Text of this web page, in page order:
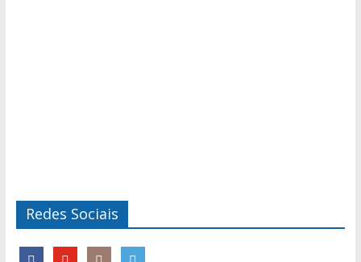
Redes Sociais